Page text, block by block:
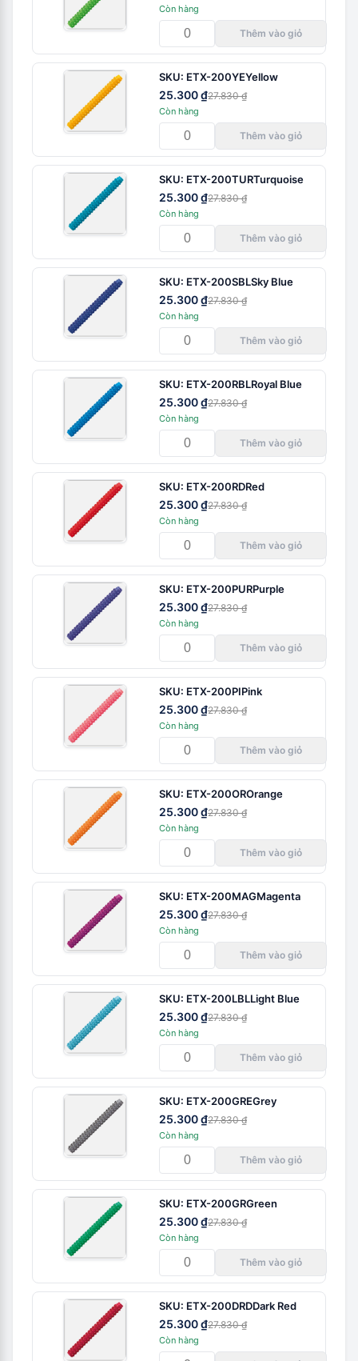
Còn hàng
Thêm vào giỏ
SKU: ETX-200YEYellow
25.300 ₫27.830 ₫
Còn hàng
Thêm vào giỏ
SKU: ETX-200TURTurquoise
25.300 ₫27.830 ₫
Còn hàng
Thêm vào giỏ
SKU: ETX-200SBLSky Blue
25.300 ₫27.830 ₫
Còn hàng
Thêm vào giỏ
SKU: ETX-200RBLRoyal Blue
25.300 ₫27.830 ₫
Còn hàng
Thêm vào giỏ
SKU: ETX-200RDRed
25.300 ₫27.830 ₫
Còn hàng
Thêm vào giỏ
SKU: ETX-200PURPurple
25.300 ₫27.830 ₫
Còn hàng
Thêm vào giỏ
SKU: ETX-200PIPink
25.300 ₫27.830 ₫
Còn hàng
Thêm vào giỏ
SKU: ETX-200OROrange
25.300 ₫27.830 ₫
Còn hàng
Thêm vào giỏ
SKU: ETX-200MAGMagenta
25.300 ₫27.830 ₫
Còn hàng
Thêm vào giỏ
SKU: ETX-200LBLLight Blue
25.300 ₫27.830 ₫
Còn hàng
Thêm vào giỏ
SKU: ETX-200GREGrey
25.300 ₫27.830 ₫
Còn hàng
Thêm vào giỏ
SKU: ETX-200GRGreen
25.300 ₫27.830 ₫
Còn hàng
Thêm vào giỏ
SKU: ETX-200DRDDark Red
25.300 ₫27.830 ₫
Còn hàng